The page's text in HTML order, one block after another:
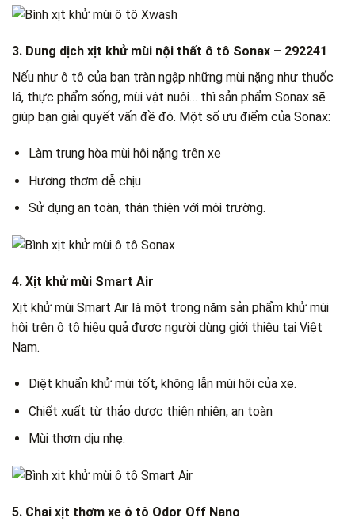
3. Dung dịch xịt khử mùi nội thất ô tô Sonax – 292241
Nếu như ô tô của bạn tràn ngập những mùi nặng như thuốc
lá, thực phẩm sống, mùi vật nuôi… thì sản phẩm Sonax sẽ
giúp bạn giải quyết vấn đề đó. Một số ưu điểm của Sonax:
Làm trung hòa mùi hôi nặng trên xe
Hương thơm dễ chịu
Sử dụng an toàn, thân thiện với môi trường.
4. Xịt khử mùi Smart Air
Xịt khử mùi Smart Air là một trong năm sản phẩm khử mùi
hôi trên ô tô hiệu quả được người dùng giới thiệu tại Việt
Nam.
Diệt khuẩn khử mùi tốt, không lẫn mùi hôi của xe.
Chiết xuất từ thảo dược thiên nhiên, an toàn
Mùi thơm dịu nhẹ.
5. Chai xịt thơm xe ô tô Odor Off Nano